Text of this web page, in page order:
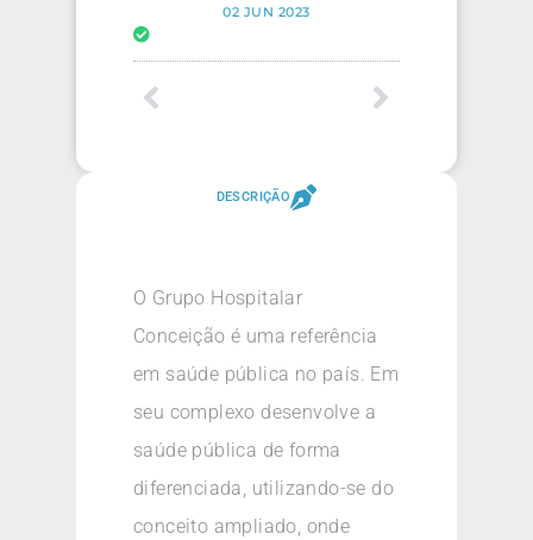
02 JUN 2023
DESCRIÇÃO
O Grupo Hospitalar
Conceição é uma referência
em saúde pública no país. Em
seu complexo desenvolve a
saúde pública de forma
diferenciada, utilizando-se do
conceito ampliado, onde